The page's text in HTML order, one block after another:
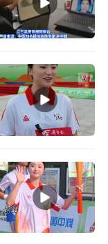
规范抗菌药物
实处方审核与
障临床合理安
协同联动，凝